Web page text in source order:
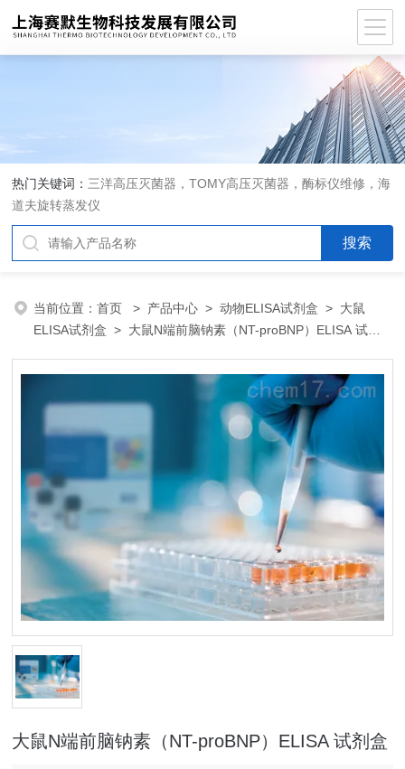
热门关键词： 三洋高压灭菌器，TOMY高压灭菌器，酶标仪维修，海
道夫旋转蒸发仪
当前位置：首页 > 产品中心 >动物ELISA试剂盒 > 大鼠
ELISA试剂盒 > 大鼠N端前脑钠素（NT-proBNP）ELISA 试剂
大鼠N端前脑钠素（NT-proBNP）ELISA 试剂盒